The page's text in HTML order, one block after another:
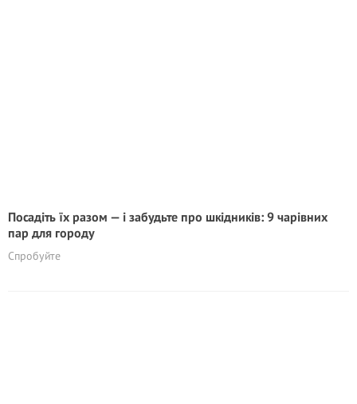
Посадіть їх разом — і забудьте про шкідників: 9 чарівних
пар для городу
Спробуйте